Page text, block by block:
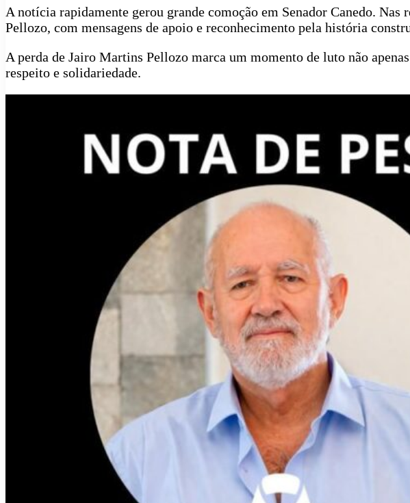
A notícia rapidamente gerou grande comoção em Senador Canedo.
Pellozo, com mensagens de apoio e reconhecimento pela história
A perda de Jairo Martins Pellozo marca um momento de luto não
respeito e solidariedade.